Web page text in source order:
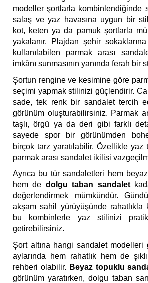
modeller şortlarla kombinlendiğinde
salaş ve yaz havasına uygun bir
kot, keten ya da pamuk şortlarla
yakalanır. Plajdan şehir
kullanılabilen parmak arası
imkânı sunmasının yanında ferah bir
Şortun rengine ve kesimine göre
seçimi yapmak stilinizi güçlendirir.
sade, tek renk bir sandalet tercih
görünüm oluşturabilirsiniz. Parmak
taşlı, örgü ya da deri gibi farklı
sayede spor bir görünümden
birçok tarz yaratılabilir. Özellikle
parmak arası sandalet ikilisi
Ayrıca bu tür sandaletleri hem
hem de dolgu taban sandalet
değerlendirmek mümkündür.
akşam sahil yürüyüşünde rahatlıkla
bu kombinlerle yaz stilinizi
getirebilirsiniz.
Şort altına hangi sandalet modelleri
aylarında hem rahatlık hem de
rehberi olabilir. Beyaz topuklu
görünüm yaratırken, dolgu taban